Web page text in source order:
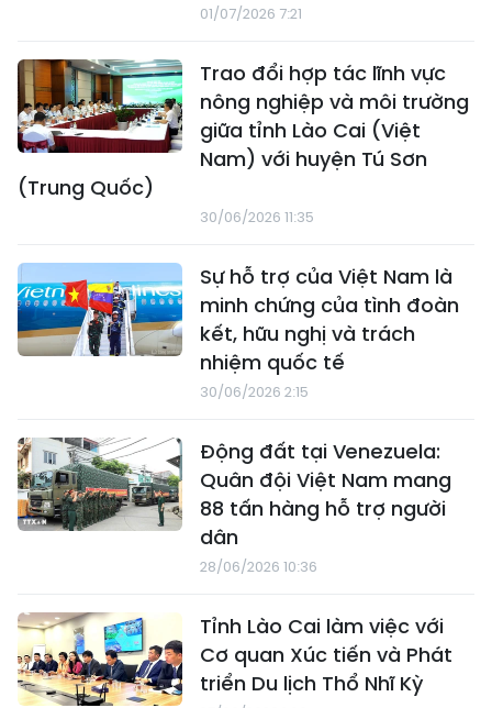
01/07/2026 7:21
Trao đổi hợp tác lĩnh vực
nông nghiệp và môi trường
giữa tỉnh Lào Cai (Việt
Nam) với huyện Tú Sơn
(Trung Quốc)
30/06/2026 11:35
Sự hỗ trợ của Việt Nam là
minh chứng của tình đoàn
kết, hữu nghị và trách
nhiệm quốc tế
30/06/2026 2:15
Động đất tại Venezuela:
Quân đội Việt Nam mang
88 tấn hàng hỗ trợ người
dân
28/06/2026 10:36
Tỉnh Lào Cai làm việc với
Cơ quan Xúc tiến và Phát
triển Du lịch Thổ Nhĩ Kỳ